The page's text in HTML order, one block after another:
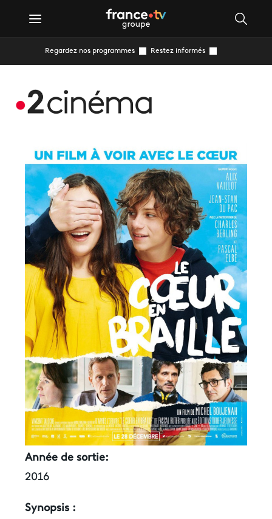
Regardez nos programmes Restez informés
Année de sortie:
2016
Synopsis :